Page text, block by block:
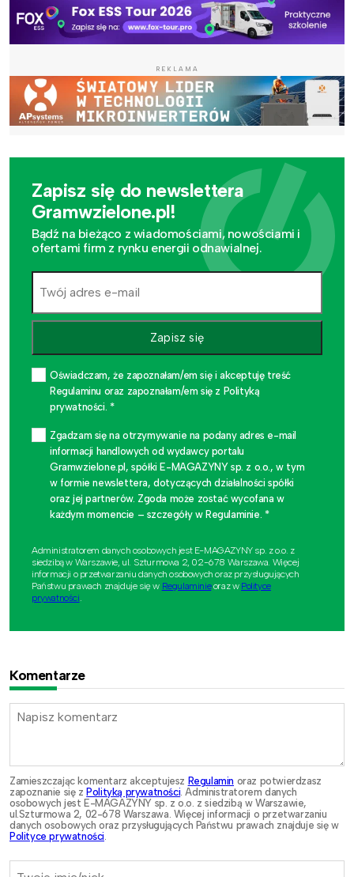
REKLAMA
Zapisz się do newslettera
Gramwzielone.pl!
Bądź na bieżąco z wiadomościami, nowościami i
ofertami firm z rynku energii odnawialnej.
Zapisz się
Oświadczam, że zapoznałam/em się i akceptuję treść
Regulaminu oraz zapoznałam/em się z Polityką
prywatności. *
Zgadzam się na otrzymywanie na podany adres e-mail
informacji handlowych od wydawcy portalu
Gramwzielone.pl, spółki E-MAGAZYNY sp. z o.o., w tym
w formie newslettera, dotyczących działalności spółki
oraz jej partnerów. Zgoda może zostać wycofana w
każdym momencie – szczegóły w Regulaminie. *
Administratorem danych osobowych jest E-MAGAZYNY sp. z o.o. z
siedzibą w Warszawie, ul. Szturmowa 2, 02-678 Warszawa. Więcej
informacji o przetwarzaniu danych osobowych oraz przysługujących
Państwu prawach znajduje się w Regulaminieoraz w Polityce
prywatności
Komentarze
Zamieszczając komentarz akceptujesz Regulamin oraz potwierdzasz
zapoznanie się z Polityką prywatności. Administratorem danych
osobowych jest E-MAGAZYNY sp. z o.o. z siedzibą w Warszawie,
ul.Szturmowa 2, 02-678 Warszawa. Więcej informacji o przetwarzaniu
danych osobowych oraz przysługujących Państwu prawach znajduje się w
Polityce prywatności.